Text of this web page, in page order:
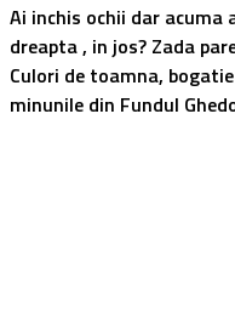
Ai inchis ochii dar
dreapta , in jos? Zada
Culori de toamna,
minunile din Fundul